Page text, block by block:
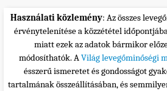
Használati közlemény: Az összes
érvénytelenítése a közzététel
miatt ezek az adatok bármikor
módosíthatók. AVilág levegőminőségi
ésszerű ismeretet és gondosságot
tartalmának összeállításában, és